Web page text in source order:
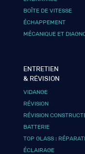
BOÎTE DE VITESSE
ÉCHAPPEMENT
MÉCANIQUE ET
ENTRETIEN
& RÉVISION
VIDANGE
RÉVISION
RÉVISION
BATTERIE
TOP GLASS :
ÉCLAIRAGE